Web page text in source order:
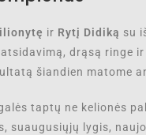
ir Rytį Didiką su
drąsą ringe
šiandien matome
taptų ne kelionės
suaugusiųjų lygis,